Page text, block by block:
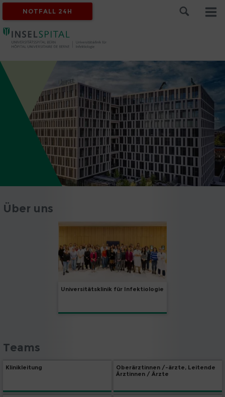
NOTFALL 24H
Über uns
Universitätsklinik für Infektiologie
Teams
Klinikleitung
Oberärztinnen /-ärzte, Leitende
Ärztinnen / Ärzte